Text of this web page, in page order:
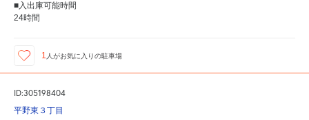
■入出庫可能時間
24時間
1 人がお気に入りの駐車場
ID:305198404
平野東３丁目